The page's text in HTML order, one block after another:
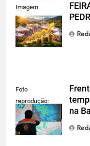
Imagem
reprodução
gerada por IA
Foto
reprodução:
Defesa Civil SP
na